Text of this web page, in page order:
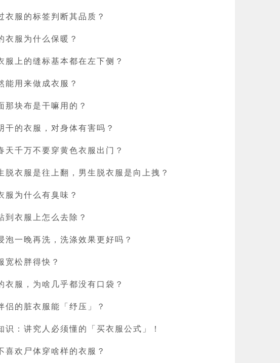
衣服的标签判断其品质？
衣服为什么保暖？
服上的缝标基本都在左下侧？
能用来做成衣服？
那块布是干嘛用的？
干的衣服，对身体有害吗？
天千万不要穿黄色衣服出门？
脱衣服是往上翻，男生脱衣服是向上拽？
服为什么有臭味？
到衣服上怎么去除？
泡一晚再洗，洗涤效果更好吗？
宽松胖得快？
衣服，为啥几乎都没有口袋？
侣的脏衣服能「纾压」？
识：讲究人必须懂的「买衣服公式」！
喜欢尸体穿啥样的衣服？